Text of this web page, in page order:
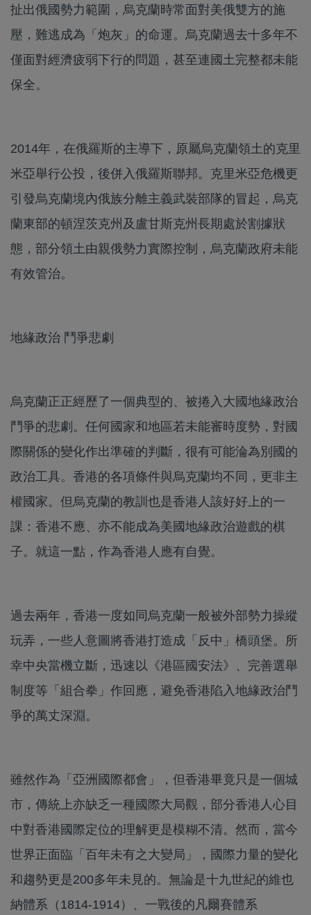
扯出俄國勢力範圍，烏克蘭時常面對美俄雙方的施
壓，難逃成為「炮灰」的命運。烏克蘭過去十多年不
僅面對經濟疲弱下行的問題，甚至連國土完整都未能
保全。
2014年，在俄羅斯的主導下，原屬烏克蘭領土的克里
米亞舉行公投，後併入俄羅斯聯邦。克里米亞危機更
引發烏克蘭境內俄族分離主義武裝部隊的冒起，烏克
蘭東部的頓涅茨克州及盧甘斯克州長期處於割據狀
態，部分領土由親俄勢力實際控制，烏克蘭政府未能
有效管治。
地緣政治 鬥爭悲劇
烏克蘭正正經歷了一個典型的、被捲入大國地緣政治
鬥爭的悲劇。任何國家和地區若未能審時度勢，對國
際關係的變化作出準確的判斷，很有可能淪為別國的
政治工具。香港的各項條件與烏克蘭均不同，更非主
權國家。但烏克蘭的教訓也是香港人該好好上的一
課：香港不應、亦不能成為美國地緣政治遊戲的棋
子。就這一點，作為香港人應有自覺。
過去兩年，香港一度如同烏克蘭一般被外部勢力操縱
玩弄，一些人意圖將香港打造成「反中」橋頭堡。所
幸中央當機立斷，迅速以《港區國安法》、完善選舉
制度等「組合拳」作回應，避免香港陷入地緣政治鬥
爭的萬丈深淵。
雖然作為「亞洲國際都會」，但香港畢竟只是一個城
市，傳統上亦缺乏一種國際大局觀，部分香港人心目
中對香港國際定位的理解更是模糊不清。然而，當今
世界正面臨「百年未有之大變局」，國際力量的變化
和趨勢更是200多年未見的。無論是十九世紀的維也
納體系（1814-1914）、一戰後的凡爾賽體系